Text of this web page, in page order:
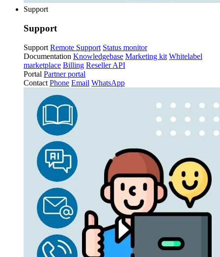
Support
Support
Support Remote Support Status monitor
Documentation Knowledgebase Marketing kit Whitelabel
marketplace Billing Reseller API
Portal Partner portal
Contact Phone Email WhatsApp